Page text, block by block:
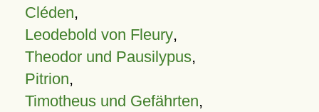
Cléden,
Leodebold von Fleury,
Theodor und Pausilypus,
Pitrion,
Timotheus und Gefährten,